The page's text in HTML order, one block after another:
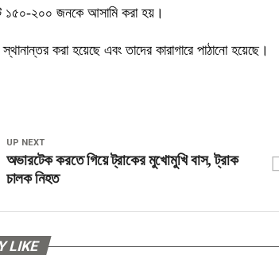
১৫০-২০০ জনকে আসামি করা হয়।
করা হয়েছে এবং তাদের কারাগারে পাঠানো হয়েছে।
UP NEXT
অভারটেক করতে গিয়ে ট্রাকের মুখোমুখি বাস, ট্রাক
চালক নিহত
LIKE